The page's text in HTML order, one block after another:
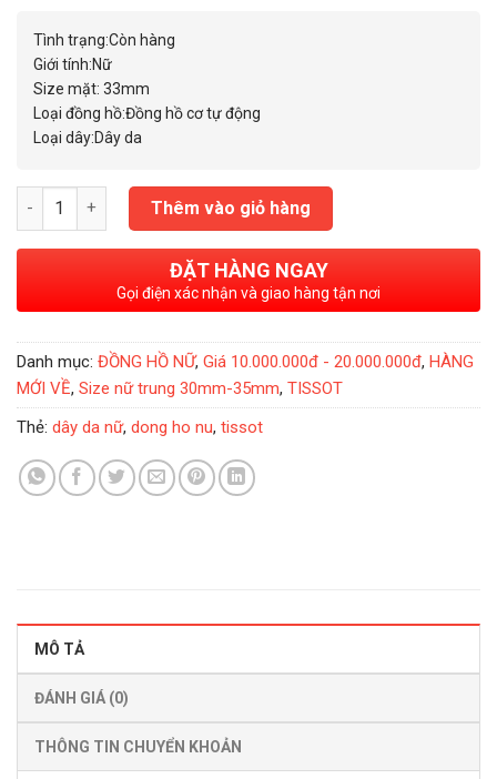
là:
Tình trạng:Còn hàng
Giới tính:Nữ
Size mặt: 33mm
Loại đồng hồ:Đồng hồ cơ tự động
Loại dây:Dây da
Đồng Hồ Nữ Tissot Luxury Diamond COSC White -
Thêm vào giỏ hàng
ĐẶT HÀNG NGAY
Gọi điện xác nhận và giao hàng tận nơi
Danh mục: ĐỒNG HỒ NỮ, Giá 10.000.000đ - 20.000.000đ, HÀNG
MỚI VỀ, Size nữ trung 30mm-35mm, TISSOT
Thẻ: dây da nữ, dong ho nu, tissot
MÔ TẢ
ĐÁNH GIÁ (0)
THÔNG TIN CHUYỂN KHOẢN